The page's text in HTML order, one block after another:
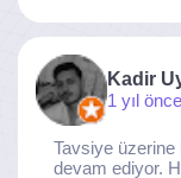
Kadir
1 yıl önce
Tavsiye üzerine
devam ediyor.